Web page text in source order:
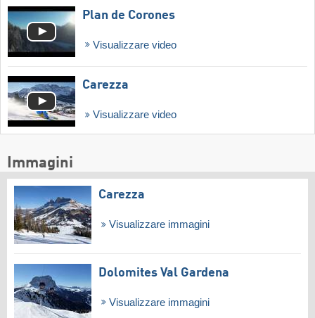
Plan de Corones
Visualizzare video
Carezza
Visualizzare video
Immagini
Carezza
Visualizzare immagini
Dolomites Val Gardena
Visualizzare immagini